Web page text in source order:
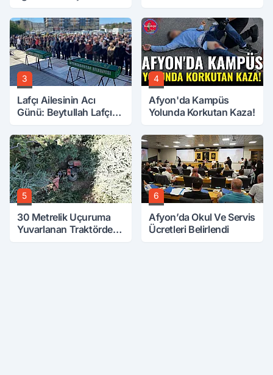
3
Lafçı Ailesinin Acı
Günü: Beytullah Lafçı
4
Afyon'da Kampüs
Yolunda Korkutan Kaza!
5
30 Metrelik Uçuruma
Yuvarlanan Traktörden
6
Afyon’da Okul Ve Servis
Ücretleri Belirlendi